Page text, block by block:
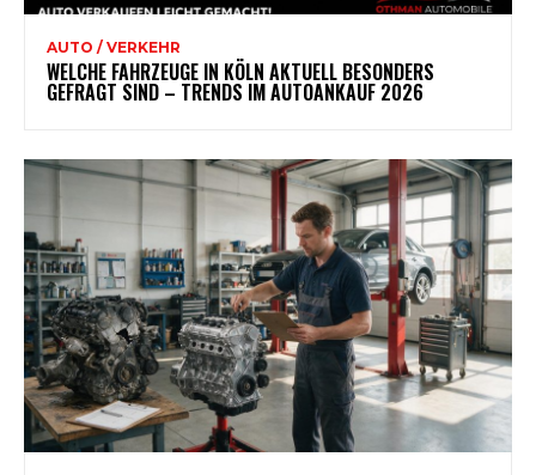
AUTO / VERKEHR
WELCHE FAHRZEUGE IN KÖLN AKTUELL BESONDERS
GEFRAGT SIND – TRENDS IM AUTOANKAUF 2026